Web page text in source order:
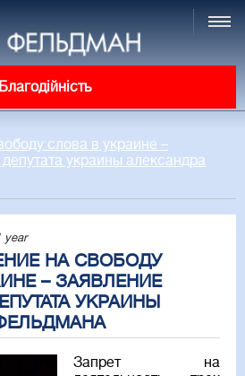
Благодійність
слова в украине –
украины александра
year
НА СВОБОДУ
– ЗАЯВЛЕНИЕ
УКРАИНЫ
Запрет на